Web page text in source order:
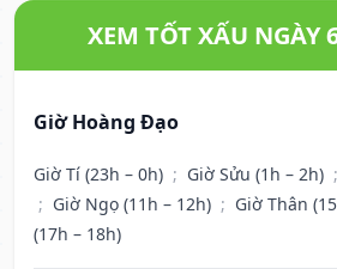
XEM TỐT XẤU NGÀY
Giờ Hoàng Đạo
Giờ Tí (23h – 0h) ; Giờ Sửu (1h – 2h) ;
; Giờ Ngọ (11h – 12h) ; Giờ Thân
(17h – 18h)